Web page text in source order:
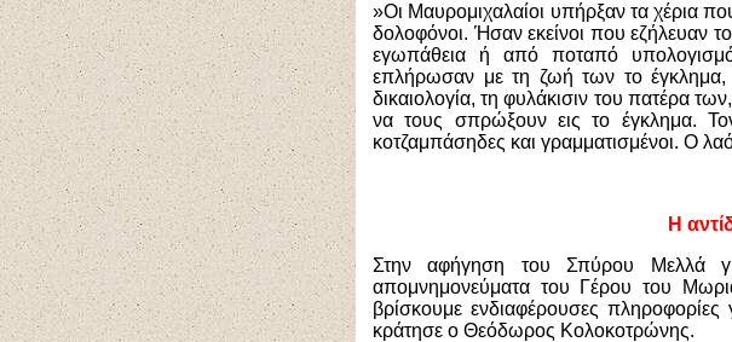
»Οι Μαυρομιχαλαίοι υπήρξαν τα χέρια
δολοφόνοι. Ήσαν εκείνοι που εζήλευαν
εγωπάθεια ή από ποταπό υπολογισμό
επλήρωσαν με τη ζωή των το έγκλημα,
δικαιολογία, τη φυλάκισιν του πατέρα
να τους σπρώξουν εις το έγκλημα.
κοτζαμπάσηδες και γραμματισμένοι. Ο
Η
Στην αφήγηση του Σπύρου Μελλά
απομνημονεύματα του Γέρου του
βρίσκουμε ενδιαφέρουσες
κράτησε ο Θεόδωρος Κολοκοτρώνης.